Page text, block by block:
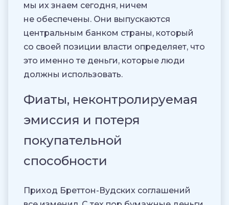
мы их знаем сегодня, ничем
не обеспечены. Они выпускаются
центральным банком страны, который
со своей позиции власти определяет, что
это именно те деньги, которые люди
должны использовать.
Фиаты, неконтролируемая
эмиссия и потеря
покупательной
способности
Приход Бреттон-Вудских соглашений